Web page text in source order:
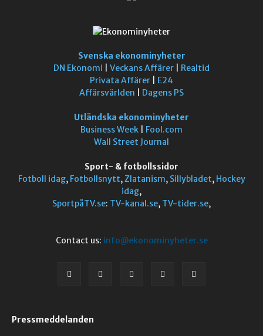
Svenska ekonominyheter
DN Ekonomi
Veckans Affärer
Realtid
Privata Affärer
E24
Affärsvärlden
Dagens PS
Utländska ekonominyheter
Business Week
Fool.com
Wall Street Journal
Sport- & fotbollssidor
Fotboll idag, Fotbollsnytt,Zlatanism, Sillybladet, Hockey
idag,
SportpåTV.se: TV-kanal.se, TV-tider.se,
Contact us: info@ekonominyheter.se
Pressmeddelanden